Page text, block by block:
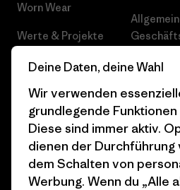
Worn Wear
Werte & Projekte
Progress Report
Business Unusual
Klimaziele
1% For The Planet
Wie wir finanzieren
Cookie
Karriere
Industry
Affiliate-
Deine Daten, deine Wahl
Wir verwenden
grundlegende
Diese sind immer aktiv.
dienen der Durchführung
dem Schalten von
Werbung. Wenn du „Alle